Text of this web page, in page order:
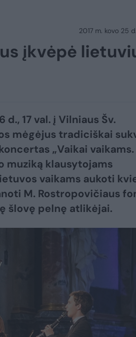
2017 m. kovo 25
įkvėpė
17 val. į Vilniaus Šv.
mėgėjus tradiciškai
„Vaikai vaikams.
muziką klausytojams
vaikams aukoti
M. Rostropovičiaus
šlovę pelnę atlikėjai.